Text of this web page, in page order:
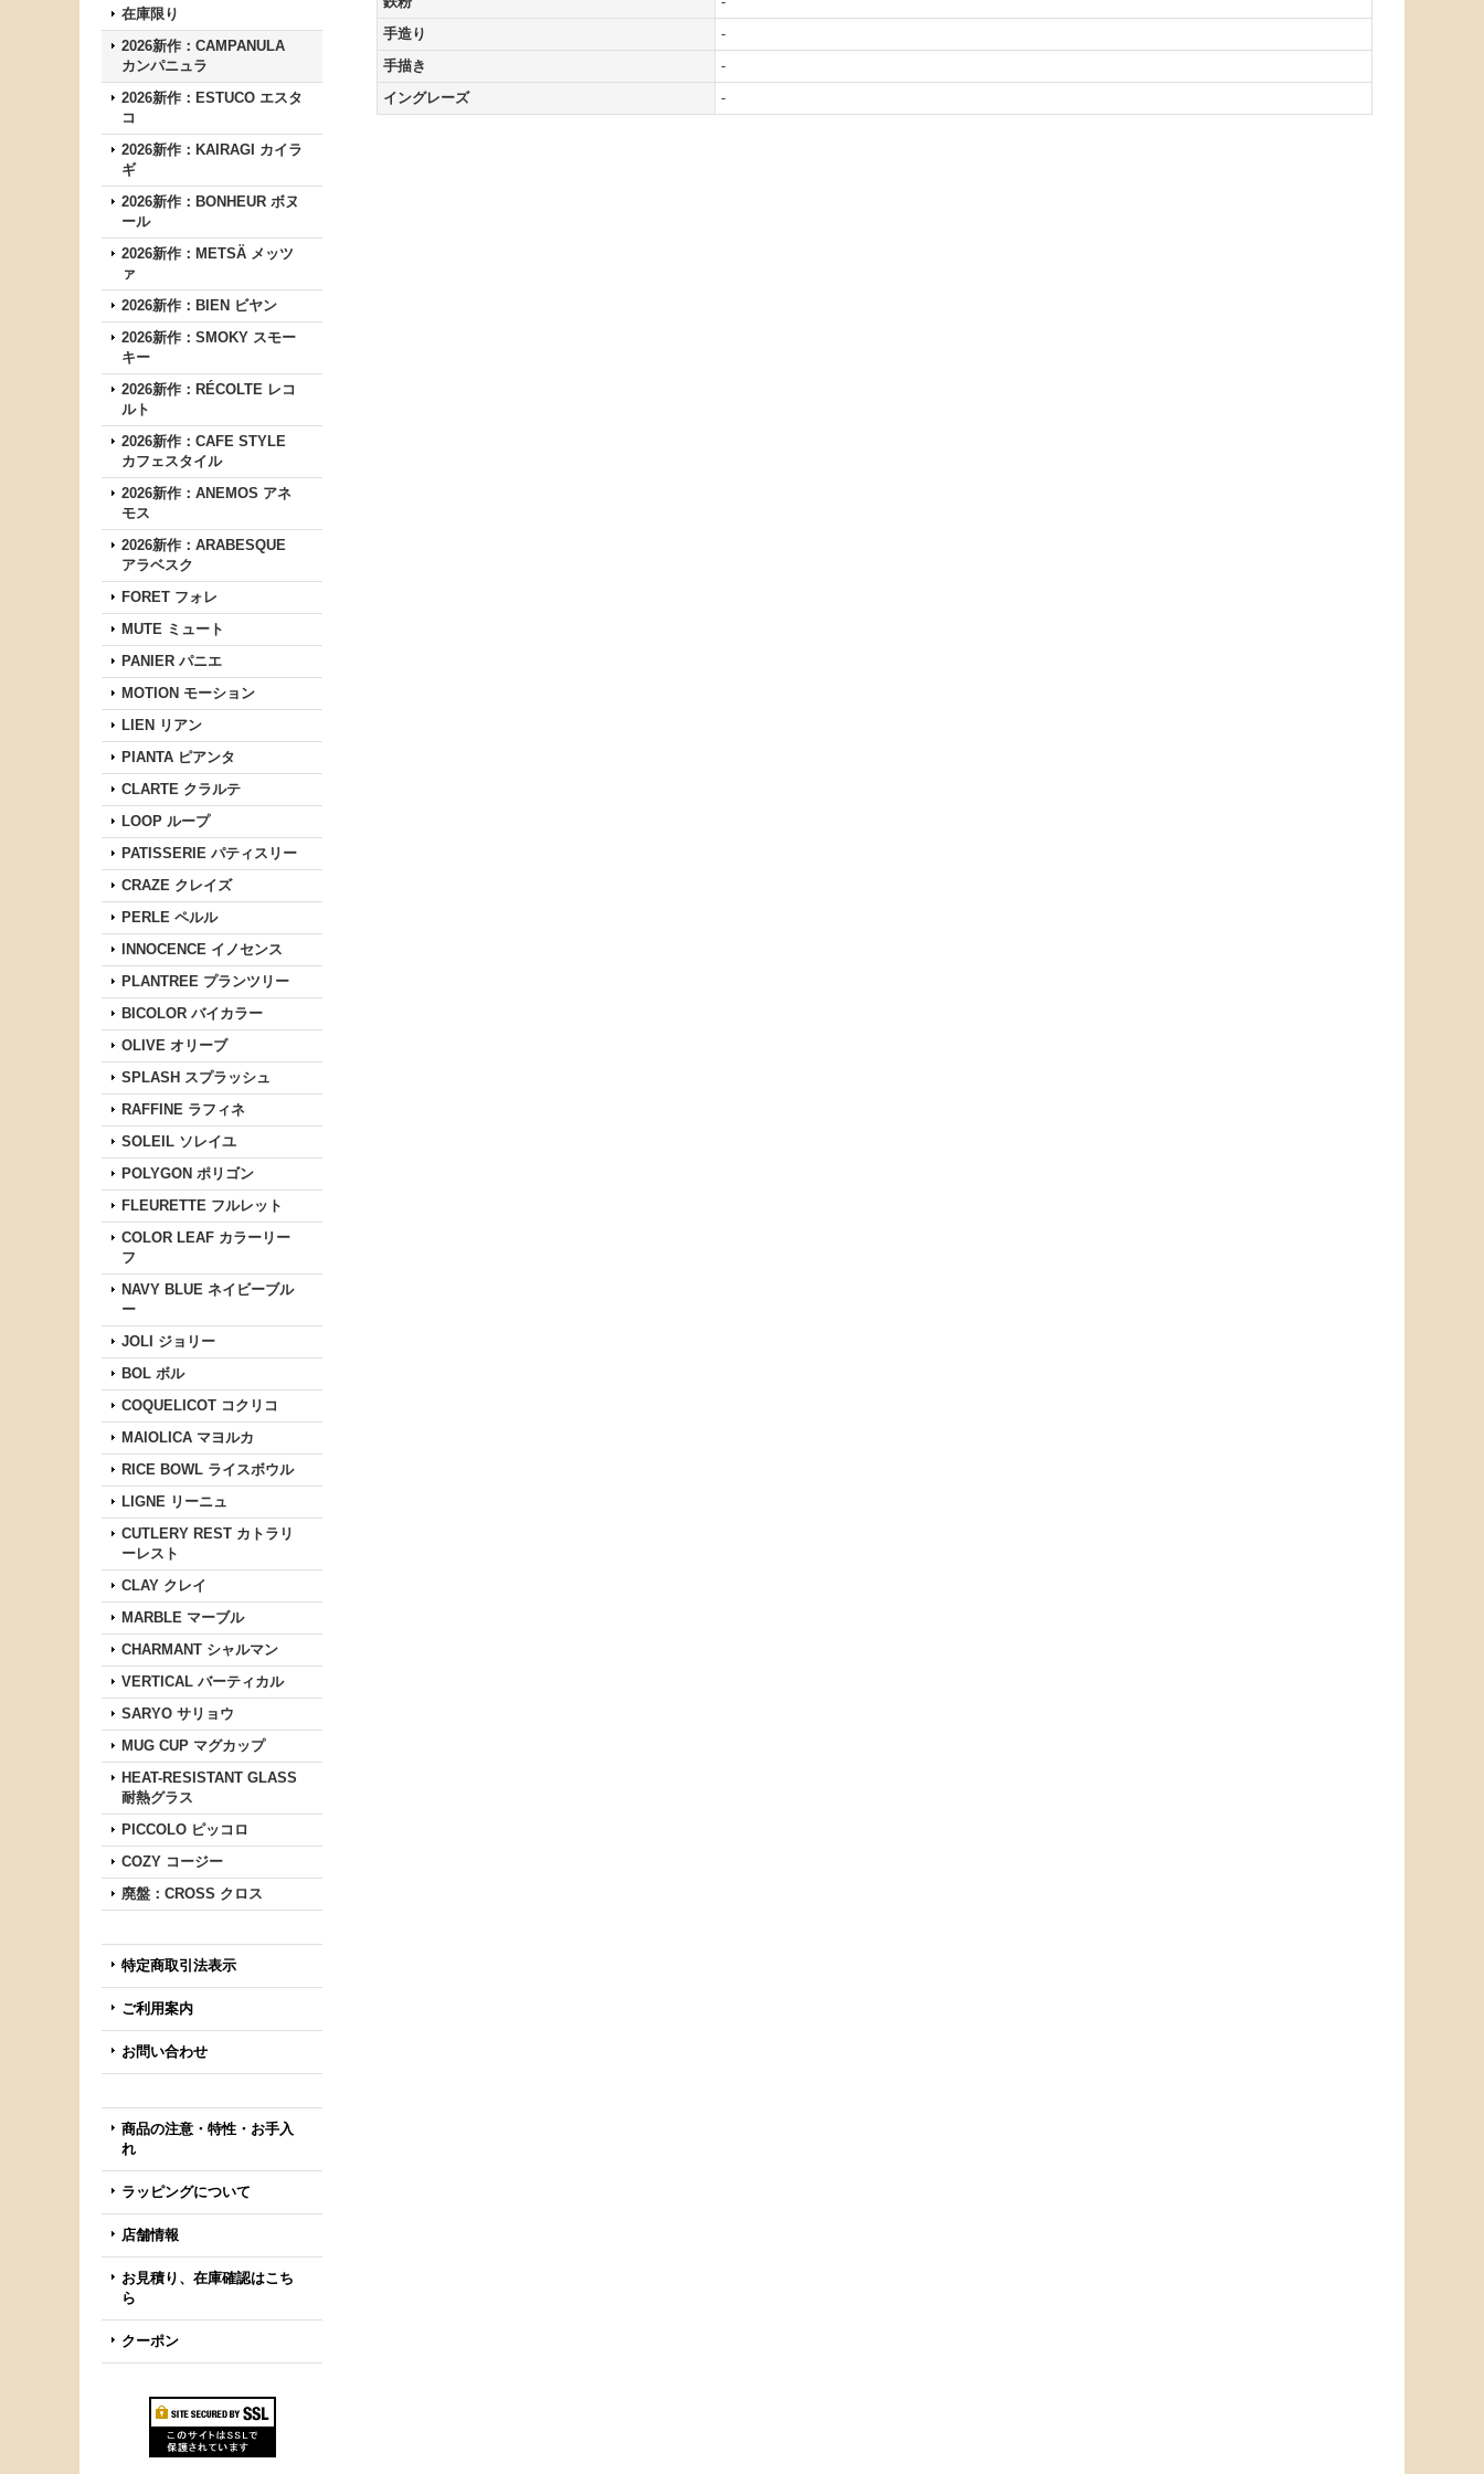
在庫限り
2026新作：CAMPANULA
カンパニュラ
2026新作：ESTUCO エスタ
コ
2026新作：KAIRAGI カイラ
ギ
2026新作：BONHEUR ボヌ
ール
2026新作：METSÄ メッツ
ァ
2026新作：BIEN ビヤン
2026新作：SMOKY スモー
キー
2026新作：RÉCOLTE レコ
ルト
2026新作：CAFE STYLE
カフェスタイル
2026新作：ANEMOS アネ
モス
2026新作：ARABESQUE
アラベスク
FORET フォレ
MUTE ミュート
PANIER パニエ
MOTION モーション
LIEN リアン
PIANTA ピアンタ
CLARTE クラルテ
LOOP ループ
PATISSERIE パティスリー
CRAZE クレイズ
PERLE ペルル
INNOCENCE イノセンス
PLANTREE プランツリー
BICOLOR バイカラー
OLIVE オリーブ
SPLASH スプラッシュ
RAFFINE ラフィネ
SOLEIL ソレイユ
POLYGON ポリゴン
FLEURETTE フルレット
COLOR LEAF カラーリー
フ
NAVY BLUE ネイビーブル
ー
JOLI ジョリー
BOL ボル
COQUELICOT コクリコ
MAIOLICA マヨルカ
RICE BOWL ライスボウル
LIGNE リーニュ
CUTLERY REST カトラリ
ーレスト
CLAY クレイ
MARBLE マーブル
CHARMANT シャルマン
VERTICAL バーティカル
SARYO サリョウ
MUG CUP マグカップ
HEAT-RESISTANT GLASS
耐熱グラス
PICCOLO ピッコロ
COZY コージー
廃盤：CROSS クロス
特定商取引法表示
ご利用案内
お問い合わせ
商品の注意・特性・お手入
れ
ラッピングについて
店舗情報
お見積り、在庫確認はこち
ら
クーポン
手造り
-
手描き
-
イングレーズ
-